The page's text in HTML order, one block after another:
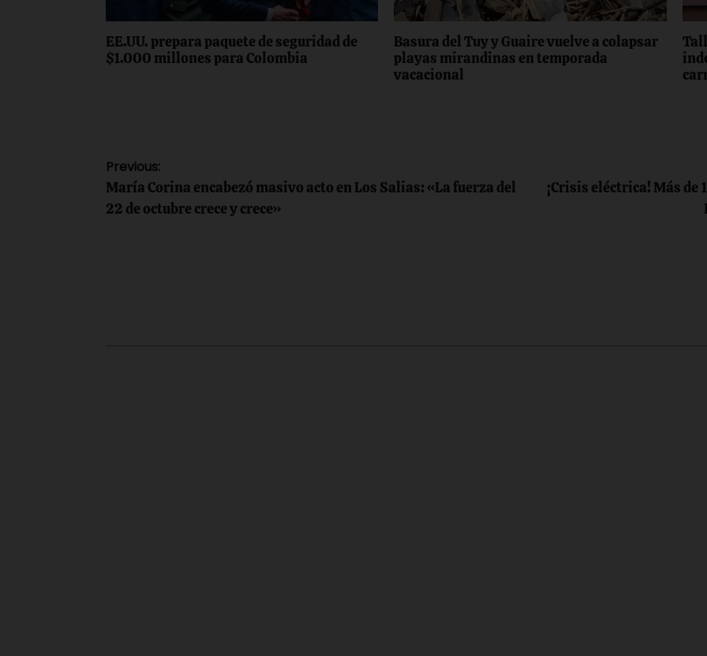
EE.UU. prepara paquete de seguridad de
$1.000 millones para Colombia
Basura del Tuy y Guaire vuelve a colapsar
playas mirandinas en temporada
vacacional
Navegación
de
Previous:
María Corina encabezó masivo acto en Los Salias: «La fuerza del
22 de octubre crece y crece»
¡Crisis eléctrica! Más de